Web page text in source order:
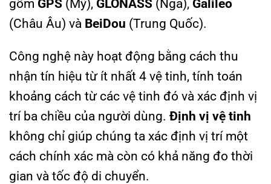
gồm GPS (Mỹ), GLONASS (Nga), Galileo
(Châu Âu) và BeiDou (Trung Quốc).
Công nghệ này hoạt động bằng cách thu
nhận tín hiệu từ ít nhất 4 vệ tinh, tính toán
khoảng cách từ các vệ tinh đó và xác định vị
trí ba chiều của người dùng. Định vị vệ tinh
không chỉ giúp chúng ta xác định vị trí một
cách chính xác mà còn có khả năng đo thời
gian và tốc độ di chuyển.